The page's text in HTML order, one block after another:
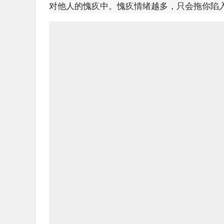
对他人的愧疚中。愧疚情绪越多，只会拖你陷